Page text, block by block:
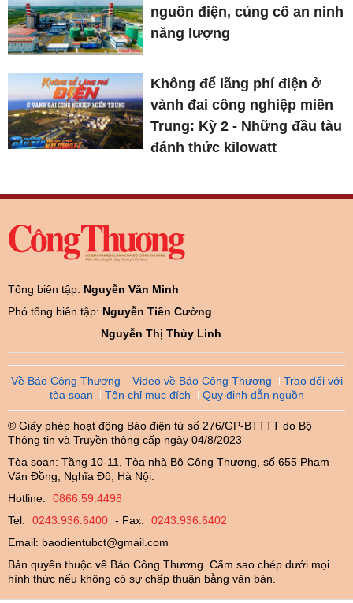
nguồn điện, củng cố an ninh
năng lượng
Không để lãng phí điện ở
vành đai công nghiệp miền
Trung: Kỳ 2 - Những đầu tàu
đánh thức kilowatt
Tổng biên tập: Nguyễn Văn Minh
Phó tổng biên tập: Nguyễn Tiến Cường
Nguyễn Thị Thùy Linh
Về Báo Công Thương Video về Báo Công Thương
Trao đổi với
tòa soạn
Tôn chỉ mục đích Quy định dẫn nguồn
® Giấy phép hoạt động Báo điện tử số 276/GP-BTTTT do Bộ
Thông tin và Truyền thông cấp ngày 04/8/2023
Tòa soạn: Tầng 10-11, Tòa nhà Bộ Công Thương, số 655 Phạm
Văn Đồng, Nghĩa Đô, Hà Nội.
Hotline:
0866.59.4498
Tel:
0243.936.6400 - Fax:
0243.936.6402
Email: baodientubct@gmail.com
Bản quyền thuộc về Báo Công Thương. Cấm sao chép dưới mọi
hình thức nếu không có sự chấp thuận bằng văn bản.